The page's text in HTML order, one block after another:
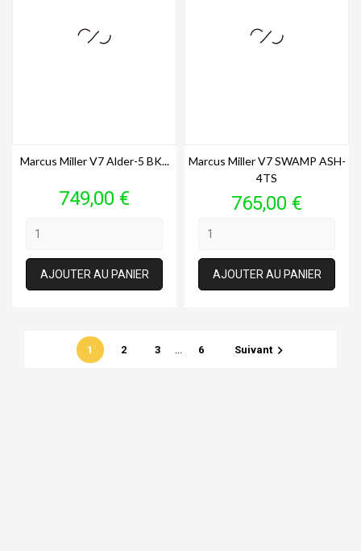
Marcus Miller V7 Alder-5 BK...
Prix
749,00 €
AJOUTER AU PANIER
Marcus Miller V7 SWAMP ASH-
4TS
Prix
765,00 €
AJOUTER AU PANIER
1 2 3 6 Suivant 